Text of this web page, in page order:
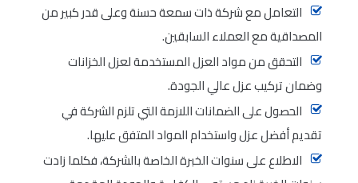
التعامل مع شركة ذات سمعة حسنة وعلى قدر كبير من
المصداقية مع العملاء السابقين.
التحقق من مواد العزل المستخدمة لعزل الخزانات
وضمان تركيب عزل عالي الجودة.
الحصول على الضمانات اللازمة التي تلزم الشركة في
تقديم أفضل عزل واستخدام المواد المتفق عليها.
الاطلاع على سنوات الخبرة الخاصة بالشركة، فكلما زادت